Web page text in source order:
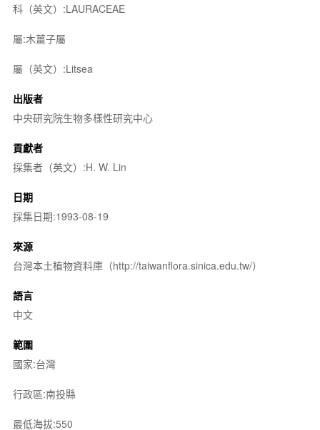
科（英文）:LAURACEAE
屬:木薑子屬
屬（英文）:Litsea
出版者
中央研究院生物多樣性研究中心
貢獻者
採集者（英文）:H. W. Lin
日期
採集日期:1993-08-19
來源
台灣本土植物資料庫（http://taiwanflora.sinica.edu.tw/）
語言
中文
範圍
國家:台灣
行政區:南投縣
最低海拔:550